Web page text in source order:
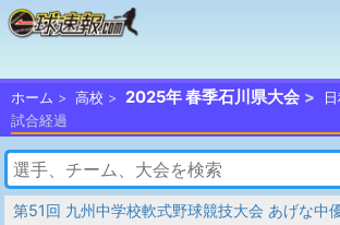
ホーム 高校 2025年 春季石川県大会
試合経過
第51回 九州中学校軟式野球競技大会 あげな中